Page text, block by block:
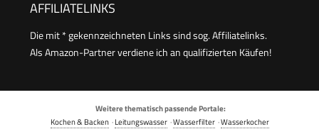
AFFILIATELINKS
Die mit * gekennzeichneten Links sind sog. Affiliatelinks.
Als Amazon-Partner verdiene ich an qualifizierten Käufen!
Weitere thematisch passende Portale:
Kochen & Backen·Leitungswasser·Wasserfilter·Wasserkocher